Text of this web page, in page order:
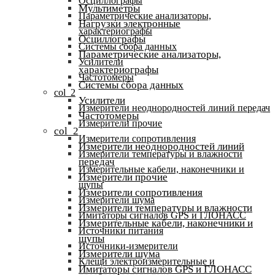
Параметрические анализаторы,
характериографы
Системы сбора данных
Усилители
Частотомеры
col_2
Измерители неоднородностей линий передач
Измерители прочие
Измерители сопротивления
Измерители температуры и влажности
Измерительные кабели, наконечники и
щупы
Измерители шума
Имитаторы сигналов GPS и ГЛОНАСС
Источники питания
Источники-измерители
Клещи электроизмерительные и
Мультиметры
Нагрузки электронные
Осциллографы
Параметрические анализаторы,
характериографы
Системы сбора данных
Усилители
Частотомеры
col_2
Измерители неоднородностей линий
передач
Измерители прочие
Измерители сопротивления
Измерители температуры и влажности
Измерительные кабели, наконечники и
щупы
Измерители шума
Имитаторы сигналов GPS и ГЛОНАСС